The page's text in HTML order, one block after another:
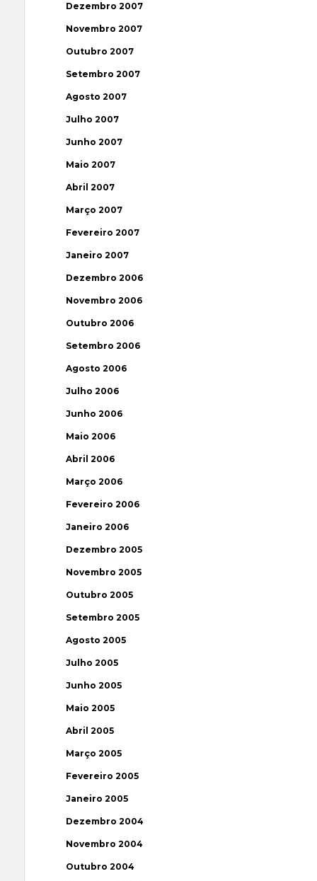
Dezembro 2007
Novembro 2007
Outubro 2007
Setembro 2007
Agosto 2007
Julho 2007
Junho 2007
Maio 2007
Abril 2007
Março 2007
Fevereiro 2007
Janeiro 2007
Dezembro 2006
Novembro 2006
Outubro 2006
Setembro 2006
Agosto 2006
Julho 2006
Junho 2006
Maio 2006
Abril 2006
Março 2006
Fevereiro 2006
Janeiro 2006
Dezembro 2005
Novembro 2005
Outubro 2005
Setembro 2005
Agosto 2005
Julho 2005
Junho 2005
Maio 2005
Abril 2005
Março 2005
Fevereiro 2005
Janeiro 2005
Dezembro 2004
Novembro 2004
Outubro 2004